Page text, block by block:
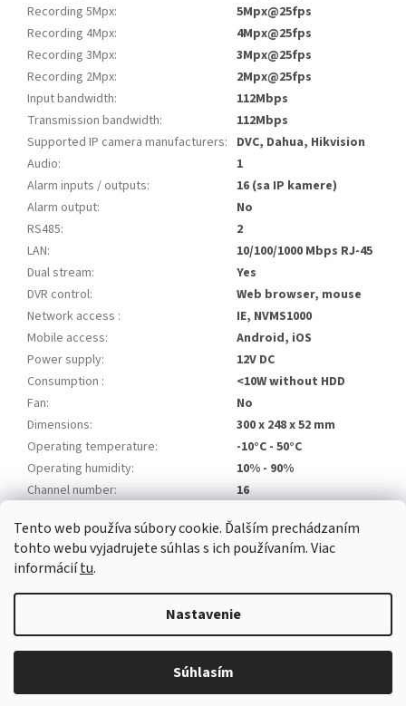
Tento web používa súbory cookie. Ďalším prechádzaním
tohto webu vyjadrujete súhlas s ich používaním. Viac
informáciítu.
Nastavenie
Súhlasím
Recording 5Mpx:
5Mpx@25fps
Recording 4Mpx:
4Mpx@25fps
Recording 3Mpx:
3Mpx@25fps
Recording 2Mpx:
2Mpx@25fps
Input bandwidth:
112Mbps
Transmission bandwidth:
112Mbps
Supported IP camera manufacturers: DVC, Dahua, Hikvision
Audio:
1
Alarm inputs / outputs:
16 (sa IP kamere)
Alarm output:
No
RS485:
2
LAN:
10/100/1000 Mbps RJ-45
Dual stream:
Yes
DVR control:
Web browser, mouse
Network access :
IE, NVMS1000
Mobile access:
Android, iOS
Power supply:
12V DC
Consumption :
<10W without HDD
Fan:
No
Dimensions:
300 x 248 x 52 mm
Operating temperature:
-10°C - 50°C
Operating humidity:
10% - 90%
Channel number: 16
Newsletter
Copyright 2026Alarm automatika B2B. Všetky práva vyhradené.
Upraviť nastavenie cookies